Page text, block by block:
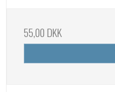
55,00 DKK